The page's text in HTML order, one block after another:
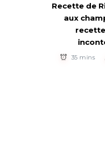
Recette de
aux
35 mins